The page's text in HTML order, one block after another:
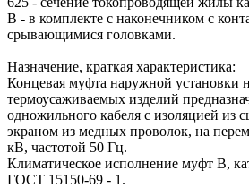
В - в комплекте с наконечником с
срывающимися головками.
Назначение, краткая характеристика:
Концевая муфта наружной установки
термоусаживаемых изделий
одножильного кабеля с изоляцией из
экраном из медных проволок, на
кВ, частотой 50 Гц.
Климатическое исполнение муфт В,
ГОСТ 15150-69 - 1.